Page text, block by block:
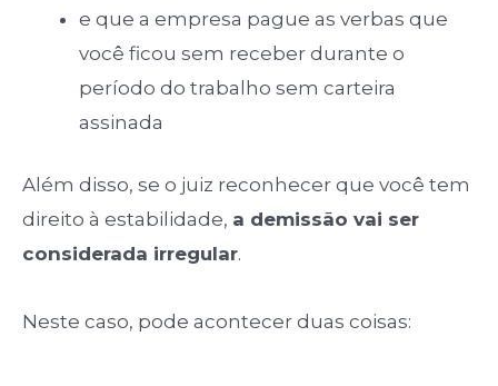
e que a empresa pague as verbas que
você ficou sem receber durante o
período do trabalho sem carteira
assinada
Além disso, se o juiz reconhecer que você tem
direito à estabilidade, a demissão vai ser
considerada irregular.
Neste caso, pode acontecer duas coisas: